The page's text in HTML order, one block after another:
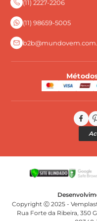
Perguntas Frequentes
(11) 2227-2206
(11) 98659-5005
Copyright Ⓒ 2025 -
Rua Forte da Ribeira, 350